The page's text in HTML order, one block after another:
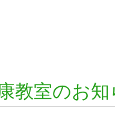
室のお知